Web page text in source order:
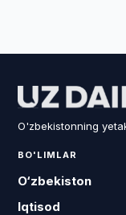
O'zbekistonning
BO'LIMLAR
O‘zbekiston
Iqtisod